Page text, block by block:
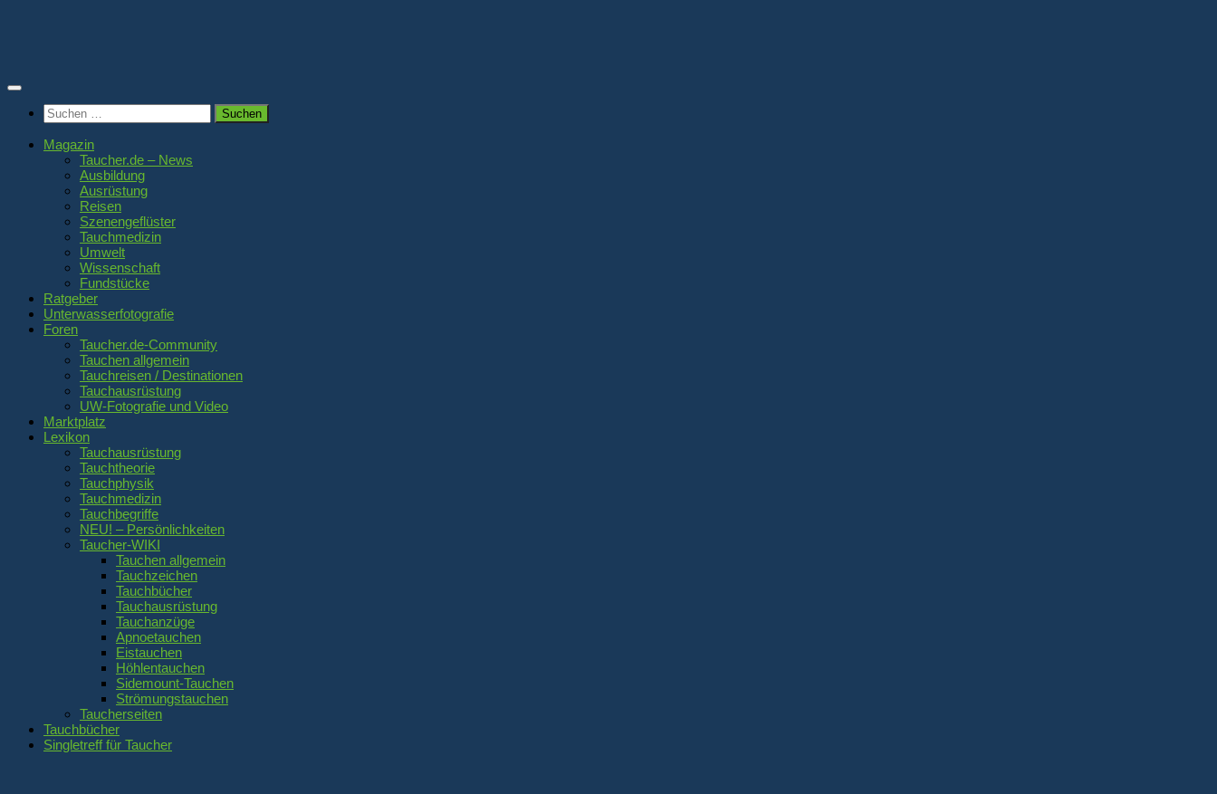
Suchen
nach:
Magazin
Taucher.de – News
Ausbildung
Ausrüstung
Reisen
Szenengeflüster
Tauchmedizin
Umwelt
Wissenschaft
Fundstücke
Ratgeber
Unterwasserfotografie
Foren
Taucher.de-Community
Tauchen allgemein
Tauchreisen / Destinationen
Tauchausrüstung
UW-Fotografie und Video
Marktplatz
Lexikon
Tauchausrüstung
Tauchtheorie
Tauchphysik
Tauchmedizin
Tauchbegriffe
NEU! – Persönlichkeiten
Taucher-WIKI
Tauchen allgemein
Tauchzeichen
Tauchbücher
Tauchausrüstung
Tauchanzüge
Apnoetauchen
Eistauchen
Höhlentauchen
Sidemount-Tauchen
Strömungstauchen
Taucherseiten
Tauchbücher
Singletreff für Taucher